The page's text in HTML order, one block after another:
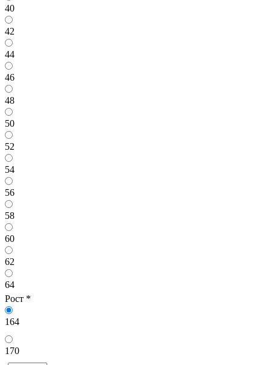
40
42
44
46
48
50
52
54
56
58
60
62
64
Рост *
164
170